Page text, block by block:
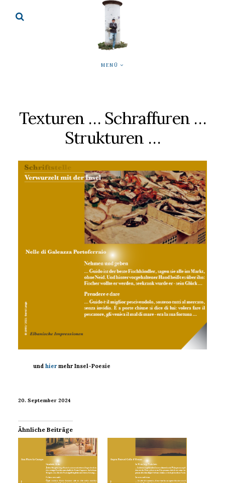
MENÜ
Texturen … Schraffuren …
Strukturen …
undhier mehr Insel-Poesie
20. September 2024
Ähnliche Beiträge